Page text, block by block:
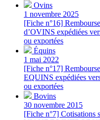
Ovins
1 novembre 2025
[Fiche n°16]
d’OVINS expédiées
ou exportées
Équins
1 mai 2022
[Fiche n°17]
EQUINS expédiées
ou exportées
Bovins
30 novembre 2015
[Fiche n°7] Cotisations